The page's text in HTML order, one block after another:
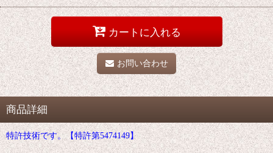
カートに入れる
お問い合わせ
商品詳細
特許技術です。【特許第5474149】